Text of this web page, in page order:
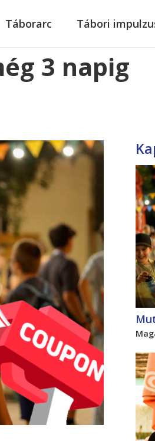
Táborarc Tábori
3 napig